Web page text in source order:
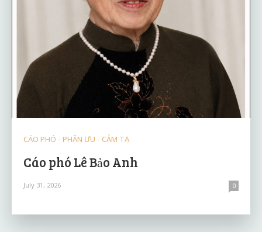
CÁO PHÓ - PHÂN ƯU - CẢM TẠ
Cáo phó Lê Bảo Anh
July 31, 2026 0